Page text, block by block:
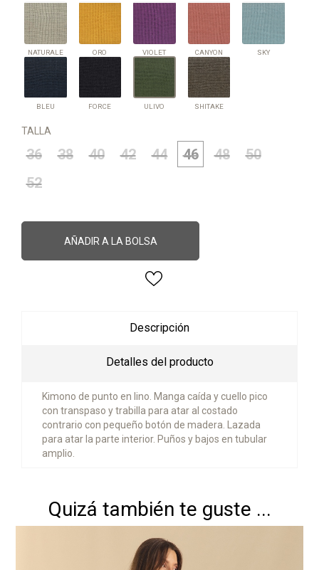
NATURALE
NATURALE
ORO
ORO
VIOLET
VIOLET
CANYON
CANYON SKY
BLEU
BLEU
FORCE
FORCE
ULIVO
ULIVO
SHITAKE
SHITAKE
TALLA
36 38 40 42 44 46 48
50
52
AÑADIR A LA BOLSA
Descripción
Detalles del producto
Kimono de punto en lino. Manga caída y cuello pico
con transpaso y trabilla para atar al costado
contrario con pequeño botón de madera. Lazada
para atar la parte interior. Puños y bajos en tubular
amplio.
Quizá también te guste ...